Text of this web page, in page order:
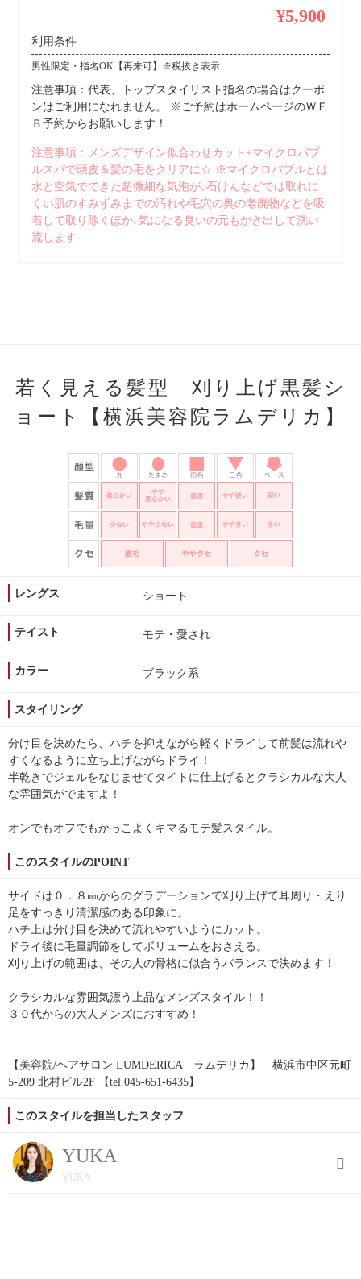
¥5,900
利用条件
男性限定・指名OK【再来可】※税抜き表示
注意事項：代表、トップスタイリスト指名の場合はクーポ
ンはご利用になれません。 ※ご予約はホームページのＷＥ
Ｂ予約からお願いします！
注意事項：メンズデザイン似合わせカット+マイクロバブ
ルスパで頭皮＆髪の毛をクリアに☆ ※マイクロバブルとは
水と空気でできた超微細な気泡が､石けんなどでは取れに
くい肌のすみずみまでの汚れや毛穴の奥の老廃物などを吸
着して取り除くほか､気になる臭いの元もかき出して洗い
流します
若く見える髪型 刈り上げ黒髪シ
ョート【横浜美容院ラムデリカ】
レングス ショート
テイスト モテ・愛され
カラー ブラック系
スタイリング
分け目を決めたら、ハチを抑えながら軽くドライして前髪は流れや
すくなるように立ち上げながらドライ！
半乾きでジェルをなじませてタイトに仕上げるとクラシカルな大人
な雰囲気がでますよ！
オンでもオフでもかっこよくキマるモテ髪スタイル。
このスタイルのPOINT
サイドは０．８㎜からのグラデーションで刈り上げて耳周り・えり
足をすっきり清潔感のある印象に。
ハチ上は分け目を決めて流れやすいようにカット。
ドライ後に毛量調節をしてボリュームをおさえる。
刈り上げの範囲は、その人の骨格に似合うバランスで決めます！
クラシカルな雰囲気漂う上品なメンズスタイル！！
３０代からの大人メンズにおすすめ！
【美容院/ヘアサロン LUMDERICA ラムデリカ】 横浜市中区元町
5-209 北村ビル2F 【tel.045-651-6435】
このスタイルを担当したスタッフ
YUKA
YUKA